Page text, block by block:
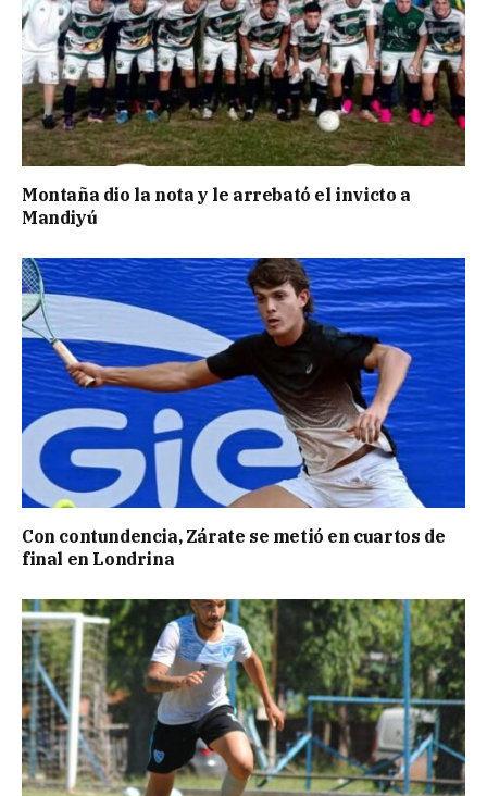
Montaña dio la nota y le arrebató el invicto a
Mandiyú
Con contundencia, Zárate se metió en cuartos de
final en Londrina